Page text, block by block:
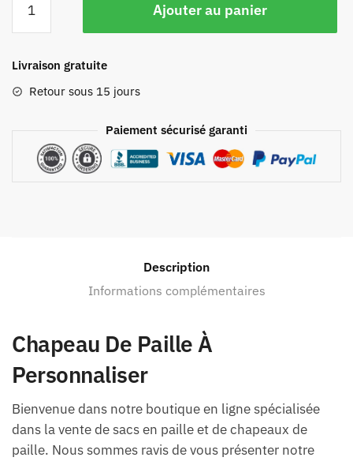
Ajouter au panier
Livraison gratuite
Retour sous 15 jours
Paiement sécurisé garanti
Description
Informations complémentaires
Chapeau De Paille À
Personnaliser
Bienvenue dans notre boutique en ligne spécialisée
dans la vente de sacs en paille et de chapeaux de
paille. Nous sommes ravis de vous présenter notre